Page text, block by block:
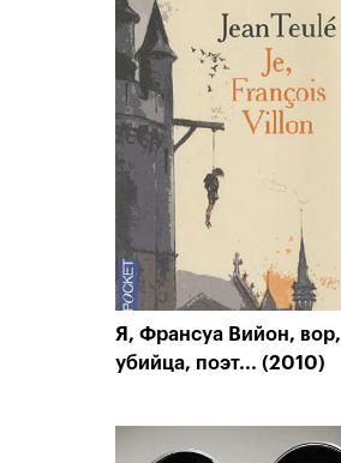
Я, Франсуа Вийон, вор,
убийца, поэт... (2010)